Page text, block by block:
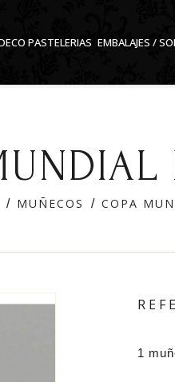
PASTELERIAS EMBALAJES /
MUÑECOS COPA
1